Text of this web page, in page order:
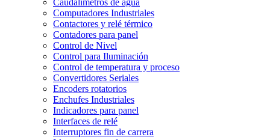
Caudalímetros de agua
Computadores Industriales
Contactores y relé térmico
Contadores para panel
Control de Nivel
Control para Iluminación
Control de temperatura y proceso
Convertidores Seriales
Encoders rotatorios
Enchufes Industriales
Indicadores para panel
Interfaces de relé
Interruptores fin de carrera